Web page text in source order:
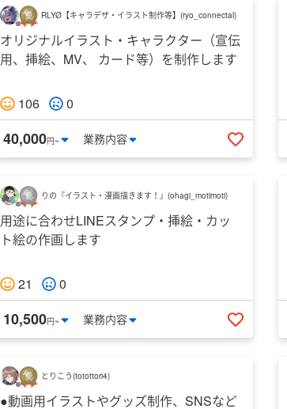
RLYØ【キャラデザ・イラスト制作等】 (ryo_connectal)
オリジナルイラスト・キャラクター（宣伝
用、挿絵、MV、 カード等）を制作します
106 0
40,000円~ 業務内容 いいねする
りの『イラスト・漫画描きます！』 (ohagi_motimoti)
用途に合わせLINEスタンプ・挿絵・カッ
ト絵の作画します
21 0
10,500円~ 業務内容 いいねする
とりこう(totottori4)
●動画用イラストやグッズ制作、SNSなど